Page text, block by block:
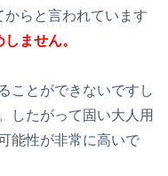
らと言われています
ません。
ことができないですし
したがって固い大人用
能性が非常に高いで